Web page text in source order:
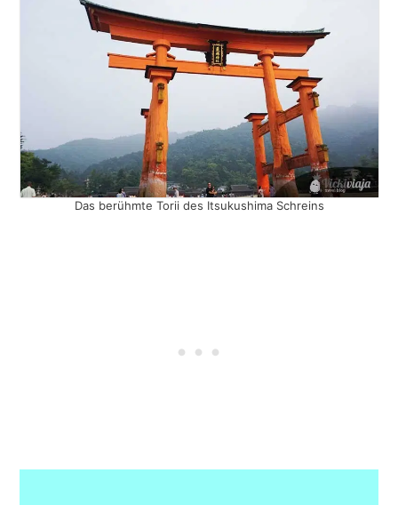
Das berühmte Torii des Itsukushima Schreins